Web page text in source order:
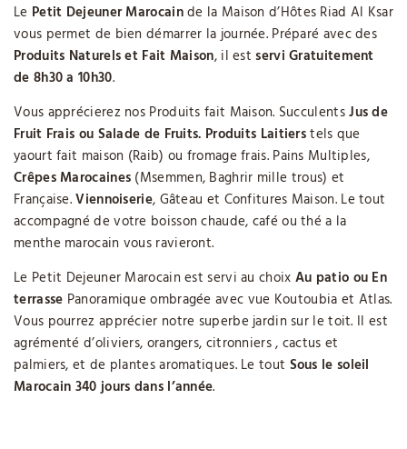
Le Petit Dejeuner Marocainde la Maison d’Hôtes Riad Al Ksar
vous permet de bien démarrer la journée. Préparé avec des
Produits Naturels et Fait Maison, il estservi Gratuitement
de 8h30 a 10h30.
Vous apprécierez nos Produits fait Maison. SucculentsJus de
Fruit Frais ou Salade de Fruits. Produits Laitierstels que
yaourt fait maison (Raib) ou fromage frais. Pains Multiples,
Crêpes Marocaines (Msemmen, Baghrir mille trous) et
Française.Viennoiserie, Gâteau et Confitures Maison. Le tout
accompagné de votre boisson chaude, café ou thé a la
menthe marocain vous ravieront.
Le Petit Dejeuner Marocain est servi au choix Au patio ou En
terrasse Panoramique ombragée avec vue Koutoubia et Atlas.
Vous pourrez apprécier notre superbe jardin sur le toit. Il est
agrémenté d’oliviers, orangers, citronniers , cactus et
palmiers, et de plantes aromatiques. Le tout Sous le soleil
Marocain 340 jours dans l’année.